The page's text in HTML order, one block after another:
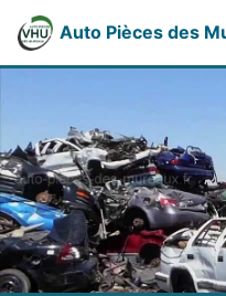
Auto Pièces des